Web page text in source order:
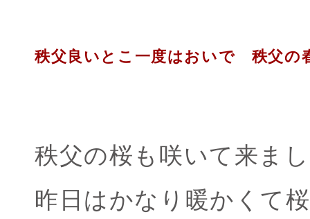
秩父良いとこ一度はおいで 秩父の
秩父の桜も咲いて来ま
昨日はかなり暖かくて